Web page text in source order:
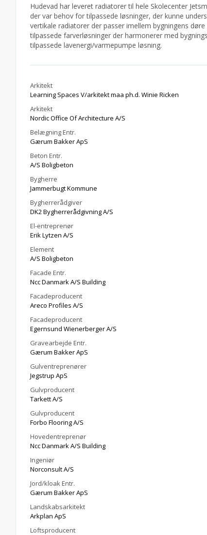
Hudevad har leveret radiatorer til hele Skolecenter
der var behov for tilpassede løsninger, der kunne
vertikale radiatorer der passer imellem bygningens
tilpassede farverløsninger der harmonerer med
tilpassede lavenergi/varmepumpe løsning.
Arkitekt
Learning Spaces V/arkitekt maa ph.d. Winie Ricken
Arkitekt
Nordic Office Of Architecture A/S
Belægning Entr.
Gærum Bakker ApS
Beton Entr.
A/S Boligbeton
Bygherre
Jammerbugt Kommune
Bygherrerådgiver
DK2 Bygherrerådgivning A/S
El-entreprenør
Erik Lytzen A/S
Element
A/S Boligbeton
Facade Entr.
Ncc Danmark A/S Building
Facadeproducent
Areco Profiles A/S
Facadeproducent
Egernsund Wienerberger A/S
Gravearbejde Entr.
Gærum Bakker ApS
Gulventreprenører
Jegstrup ApS
Gulvproducent
Tarkett A/S
Gulvproducent
Forbo Flooring A/S
Hovedentreprenør
Ncc Danmark A/S Building
Ingeniør
Norconsult A/S
Jord/kloak Entr.
Gærum Bakker ApS
Landskabsarkitekt
Arkplan ApS
Loftsproducent